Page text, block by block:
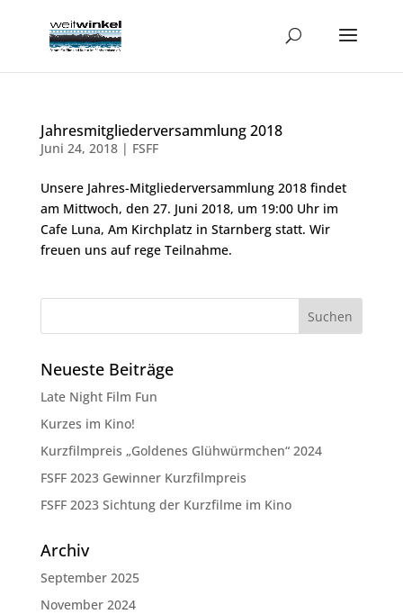
Jahresmitgliederversammlung 2018
Juni 24, 2018| FSFF
Unsere Jahres-Mitgliederversammlung 2018 findet
am Mittwoch, den 27. Juni 2018, um 19:00 Uhr im
Cafe Luna, Am Kirchplatz in Starnberg statt. Wir
freuen uns auf rege Teilnahme.
Neueste Beiträge
Late Night Film Fun
Kurzes im Kino!
Kurzfilmpreis „Goldenes Glühwürmchen“ 2024
FSFF 2023 Gewinner Kurzfilmpreis
FSFF 2023 Sichtung der Kurzfilme im Kino
Archiv
September 2025
November 2024